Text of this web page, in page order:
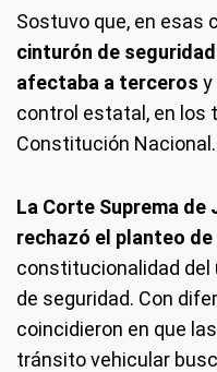
Sostuvo que, en esas
cinturón de
afectaba a terceros y
control estatal, en los
Constitución Nacional.
La Corte Suprema
rechazó el planteo de
constitucionalidad del
de seguridad. Con
coincidieron en que
tránsito vehicular